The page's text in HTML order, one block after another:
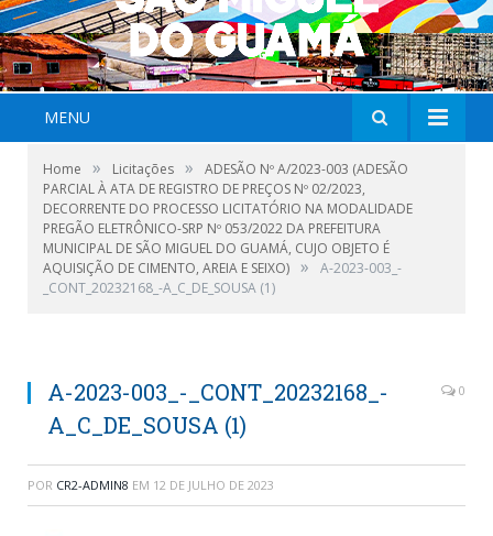
MENU
Home » Licitações »
ADESÃO Nº A/2023-003 (ADESÃO
PARCIAL À ATA DE REGISTRO DE PREÇOS Nº 02/2023,
DECORRENTE DO PROCESSO LICITATÓRIO NA MODALIDADE
PREGÃO ELETRÔNICO-SRP Nº 053/2022 DA PREFEITURA
MUNICIPAL DE SÃO MIGUEL DO GUAMÁ, CUJO OBJETO É
AQUISIÇÃO DE CIMENTO, AREIA E SEIXO) »
A-2023-003_-
_CONT_20232168_-A_C_DE_SOUSA (1)
A-2023-003_-_CONT_20232168_-
A_C_DE_SOUSA (1)
0
POR CR2-ADMIN8 EM 12 DE JULHO DE 2023